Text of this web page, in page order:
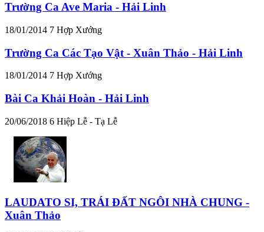
Trường Ca Ave Maria - Hải Linh
18/01/2014 7 Hợp Xướng
Trường Ca Các Tạo Vật - Xuân Thảo - Hải Linh
18/01/2014 7 Hợp Xướng
Bài Ca Khải Hoàn - Hải Linh
20/06/2018 6 Hiệp Lễ - Tạ Lễ
LAUDATO SI, TRÁI ĐẤT NGÔI NHÀ CHUNG -
Xuân Thảo